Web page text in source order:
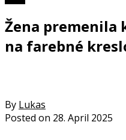
Žena premenila
na farebné
By Lukas
Posted on 28. April 2025